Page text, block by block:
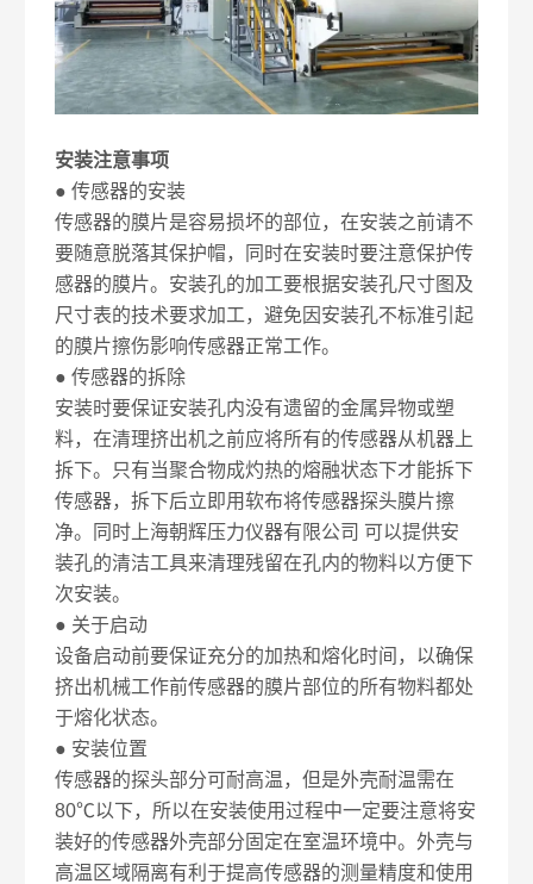
安装注意事项
● 传感器的安装
传感器的膜片是容易损坏的部位，在安装之前请不
要随意脱落其保护帽，同时在安装时要注意保护传
感器的膜片。安装孔的加工要根据安装孔尺寸图及
尺寸表的技术要求加工，避免因安装孔不标准引起
的膜片擦伤影响传感器正常工作。
● 传感器的拆除
安装时要保证安装孔内没有遗留的金属异物或塑
料，在清理挤出机之前应将所有的传感器从机器上
拆下。只有当聚合物成灼热的熔融状态下才能拆下
传感器，拆下后立即用软布将传感器探头膜片擦
净。同时上海朝辉压力仪器有限公司 可以提供安
装孔的清洁工具来清理残留在孔内的物料以方便下
次安装。
● 关于启动
设备启动前要保证充分的加热和熔化时间，以确保
挤出机械工作前传感器的膜片部位的所有物料都处
于熔化状态。
● 安装位置
传感器的探头部分可耐高温，但是外壳耐温需在
80℃以下，所以在安装使用过程中一定要注意将安
装好的传感器外壳部分固定在室温环境中。外壳与
高温区域隔离有利于提高传感器的测量精度和使用